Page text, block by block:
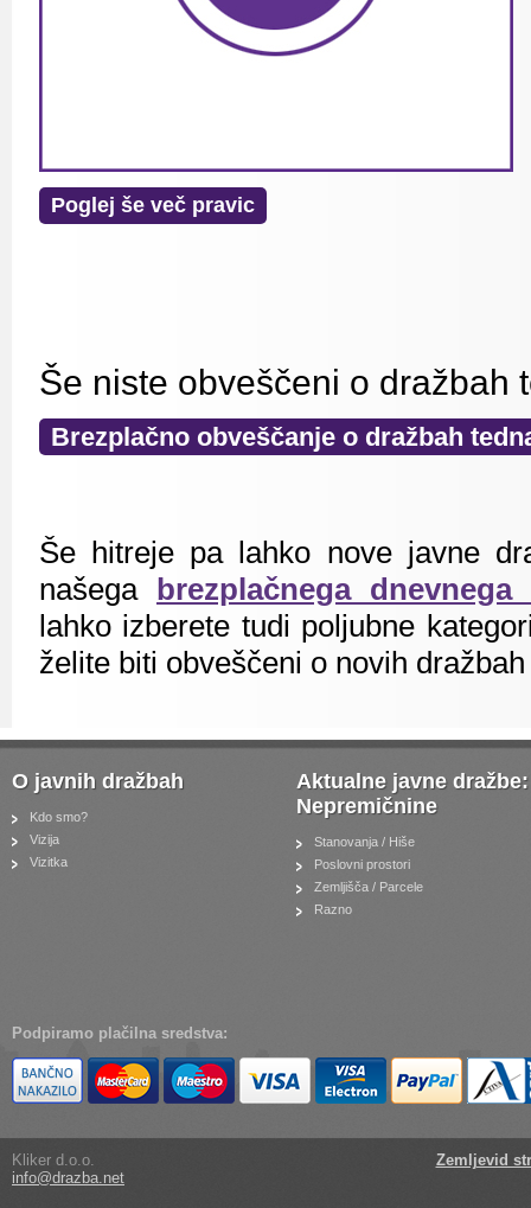
Poglej še več pravic
Še niste obveščeni o dražbah
Brezplačno obveščanje o dražbah
Še hitreje pa lahko nove javne
našega brezplačnega dnevnega
lahko izberete tudi poljubne
želite biti obveščeni o novih
O javnih dražbah
Kdo smo?
Vizija
Vizitka
Aktualne javne dražbe:
Nepremičnine
Stanovanja / Hiše
Poslovni prostori
Zemljišča / Parcele
Razno
Podpiramo plačilna sredstva:
Kliker d.o.o.
info@drazba.net
Zemljevid